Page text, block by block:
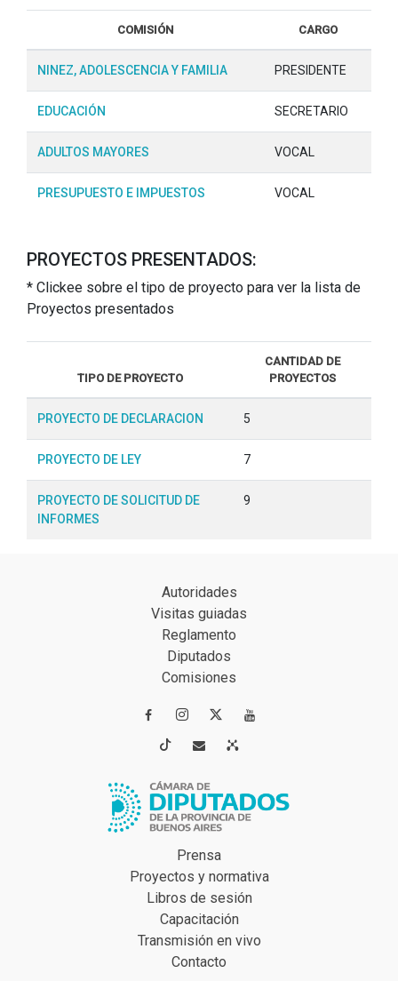
COMISIÓN CARGO
NINEZ, ADOLESCENCIA Y FAMILIA PRESIDENTE
EDUCACIÓN SECRETARIO
ADULTOS MAYORES VOCAL
PRESUPUESTO E IMPUESTOS VOCAL
PROYECTOS PRESENTADOS:
* Clickee sobre el tipo de proyecto para ver la lista de
Proyectos presentados
TIPO DE PROYECTO
CANTIDAD DE
PROYECTOS
PROYECTO DE DECLARACION 5
PROYECTO DE LEY 7
PROYECTO DE SOLICITUD DE
INFORMES
9
Autoridades
Visitas guiadas
Reglamento
Diputados
Comisiones
 
 
Prensa
Proyectos y normativa
Libros de sesión
Capacitación
Transmisión en vivo
Contacto